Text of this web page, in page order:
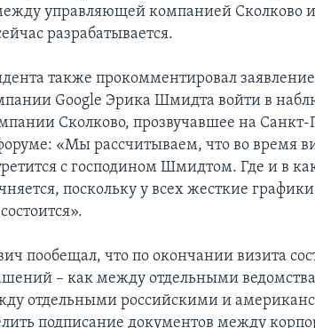
управляющей компанией Сколково
разрабатывается.
также прокомментировал заявление
Google Эрика Шмидта войти в
Сколково, прозвучавшее на Санкт-
«Мы рассчитываем, что во время
с господином Шмидтом. Где и в
поскольку у всех жесткие
пообещал, что по окончании визита
– как между отдельными
отдельными российскими и
подписание документов между